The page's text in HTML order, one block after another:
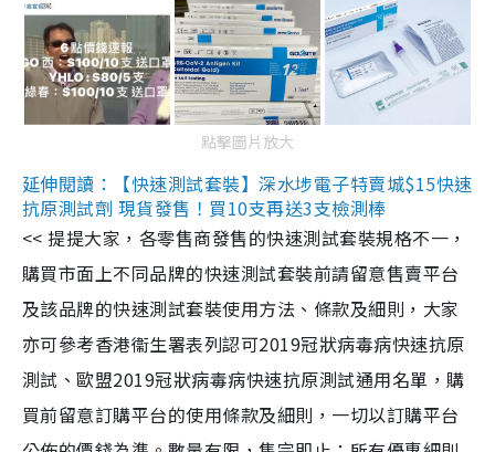
點擊圖片放大
延伸閱讀：【快速測試套裝】深水埗電子特賣城$15快速
抗原測試劑 現貨發售！買10支再送3支檢測棒
<< 提提大家，各零售商發售的快速測試套裝規格不一，
購買市面上不同品牌的快速測試套裝前請留意售賣平台
及該品牌的快速測試套裝使用方法、條款及細則，大家
亦可參考香港衞生署表列認可2019冠狀病毒病快速抗原
測試、歐盟2019冠狀病毒病快速抗原測試通用名單，購
買前留意訂購平台的使用條款及細則，一切以訂購平台